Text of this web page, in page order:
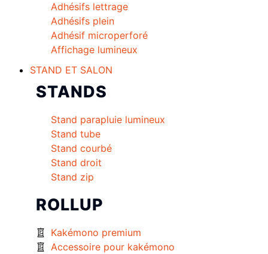
Adhésifs lettrage
Adhésifs plein
Adhésif microperforé
Affichage lumineux
STAND ET SALON
STANDS
Stand parapluie lumineux
Stand tube
Stand courbé
Stand droit
Stand zip
ROLLUP
Kakémono premium
Accessoire pour kakémono